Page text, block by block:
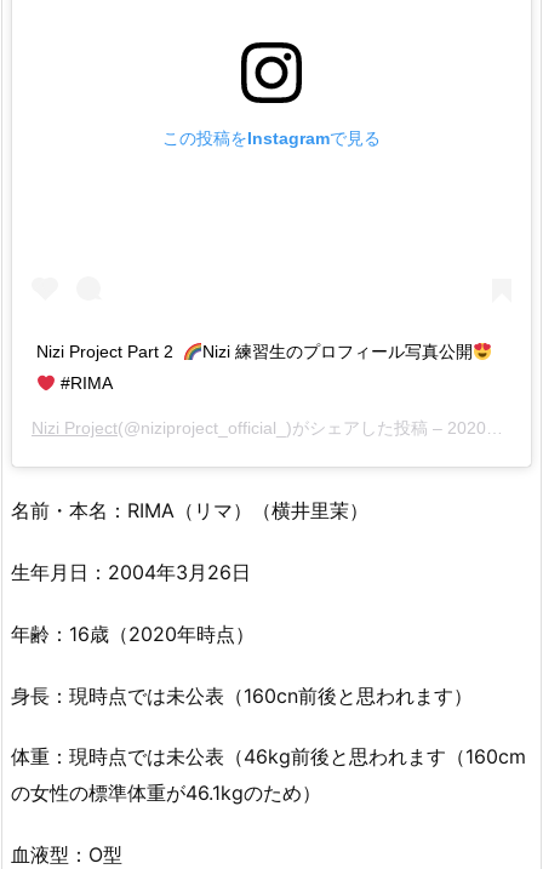
この投稿をInstagramで見る
Nizi Project Part 2
Nizi 練習生のプロフィール写真公開
#RIMA
Nizi Project(@niziproject_official_)がシェアした投稿 – 2020年 4月月9日午後6時20分PDT
名前・本名：RIMA（リマ）（横井里茉）
生年月日：2004年3月26日
年齢：16歳（2020年時点）
身長：現時点では未公表（160cn前後と思われます）
体重：現時点では未公表（46kg前後と思われます（160cm
の女性の標準体重が46.1kgのため）
血液型：O型